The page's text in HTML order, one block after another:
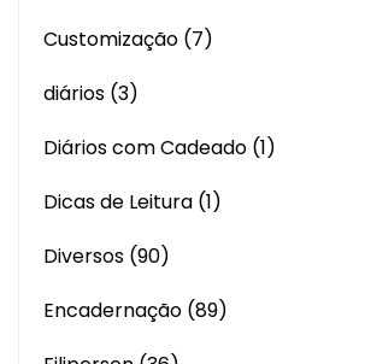
Customização (7)
diários (3)
Diários com Cadeado (1)
Dicas de Leitura (1)
Diversos (90)
Encadernação (89)